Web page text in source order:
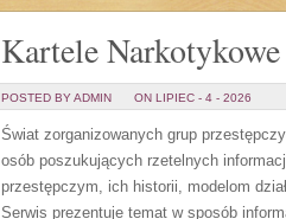
Kartele Narkotykowe
POSTED BY ADMIN ON LIPIEC - 4 - 2026
Świat zorganizowanych grup
osób poszukujących rzetelnych
przestępczym, ich historii, modelom
Serwis prezentuje temat w sposób